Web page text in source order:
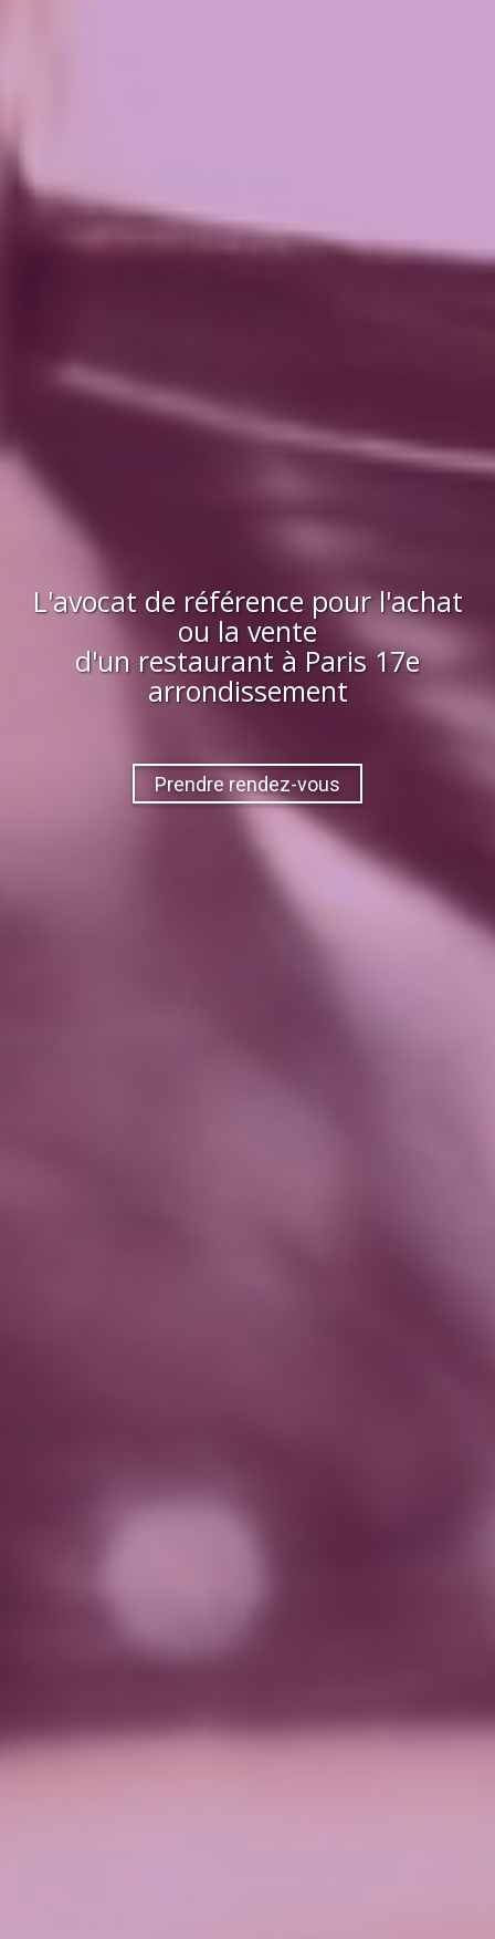
L'avocat de référence pour l'achat
ou la vente
d'un restaurant à Paris 17e
arrondissement
Prendre rendez-vous